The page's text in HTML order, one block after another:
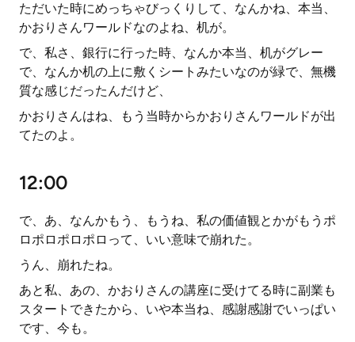
ただいた時にめっちゃびっくりして、なんかね、本当、
かおりさんワールドなのよね、机が。
で、私さ、銀行に行った時、なんか本当、机がグレー
で、なんか机の上に敷くシートみたいなのが緑で、無機
質な感じだったんだけど、
かおりさんはね、もう当時からかおりさんワールドが出
てたのよ。
12:00
で、あ、なんかもう、もうね、私の価値観とかがもうポ
ロポロポロポロって、いい意味で崩れた。
うん、崩れたね。
あと私、あの、かおりさんの講座に受けてる時に副業も
スタートできたから、いや本当ね、感謝感謝でいっぱい
です、今も。